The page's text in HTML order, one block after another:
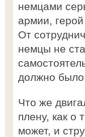
немцами
армии,
От
немцы не
должно было
Что же
плену, как о
может, и